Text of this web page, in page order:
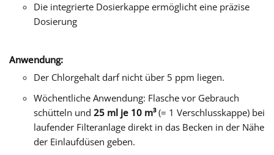
Die integrierte Dosierkappe ermöglicht eine präzise
Dosierung
Anwendung:
Der Chlorgehalt darf nicht über 5 ppm liegen.
Wöchentliche Anwendung: Flasche vor Gebrauch
schütteln und 25 ml je 10 m³(= 1 Verschlusskappe) bei
laufender Filteranlage direkt in das Becken in der Nähe
der Einlaufdüsen geben.